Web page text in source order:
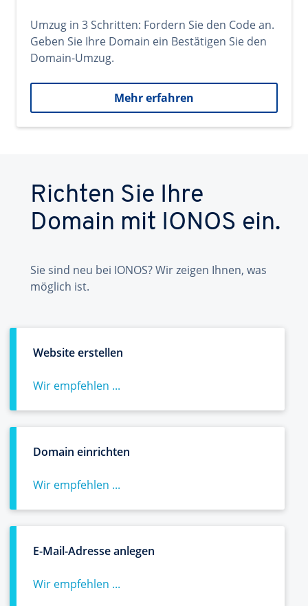
Umzug in 3 Schritten: Fordern Sie den Code an.
Geben Sie Ihre Domain ein Bestätigen Sie den
Domain-Umzug.
Mehr erfahren
Richten Sie Ihre
Domain mit IONOS ein.
Sie sind neu bei IONOS? Wir zeigen Ihnen, was
möglich ist.
Website erstellen
Wir empfehlen ...
Domain einrichten
Wir empfehlen ...
E-Mail-Adresse anlegen
Wir empfehlen ...